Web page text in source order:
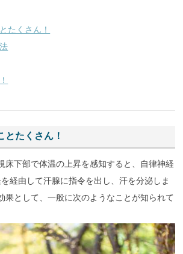
たくさん！
とたくさん！
床下部で体温の上昇を感知すると、自律神経
経由して汗腺に指令を出し、汗を分泌しま
果として、一般に次のようなことが知られて